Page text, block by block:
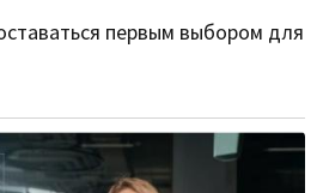
первым выбором для